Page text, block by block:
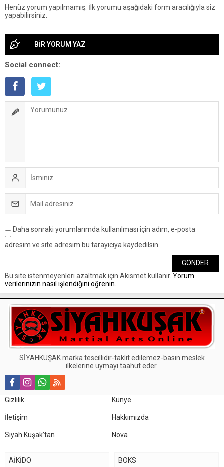
Henüz yorum yapılmamış. İlk yorumu aşağıdaki form aracılığıyla siz
yapabilirsiniz.
BİR YORUM YAZ
Social connect:
Daha sonraki yorumlarımda kullanılması için adım, e-posta
adresim ve site adresim bu tarayıcıya kaydedilsin.
Bu site istenmeyenleri azaltmak için Akismet kullanır. Yorum
verilerinizin nasıl işlendiğini öğrenin.
SİYAHKUŞAK marka tescillidir-taklit edilemez-basın meslek
ilkelerine uymayı taahüt eder.
Gizlilik Künye
İletişim Hakkımızda
Siyah Kuşak’tan Nova
AİKİDO BOKS